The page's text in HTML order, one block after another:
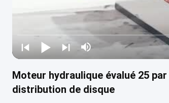
Moteur hydraulique évalué 25
distribution de disque